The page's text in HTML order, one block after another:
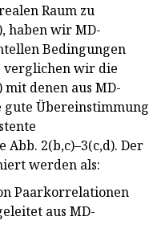
Raum zu
haben wir MD-
Bedingungen
verglichen wir die
denen aus MD-
gute Übereinstimmung
2(b,c)–3(c,d). Der
werden als:
Paarkorrelationen
aus MD-